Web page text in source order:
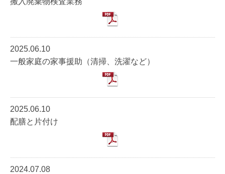
2025.06.10
一般家庭の家事援助（清掃、洗濯など）
2025.06.10
配膳と片付け
2024.07.08